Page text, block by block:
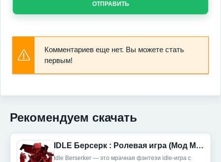
ОТПРАВИТЬ
Комментариев еще нет. Вы можете стать
первым!
Рекомендуем скачать
IDLE Берсерк : Ролевая игра (Мод Меню)
Idle Berserker — это мрачная фэнтези idle-игра с